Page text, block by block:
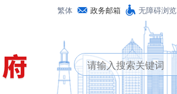
繁体 政务邮箱 无障碍浏览